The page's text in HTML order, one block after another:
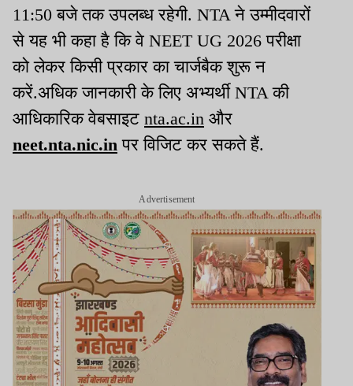
11:50 बजे तक उपलब्ध रहेगी. NTA ने उम्मीदवारों
से यह भी कहा है कि वे NEET UG 2026 परीक्षा
को लेकर किसी प्रकार का चार्जबैक शुरू न
करें.अधिक जानकारी के लिए अभ्यर्थी NTA की
आधिकारिक वेबसाइट nta.ac.in और
neet.nta.nic.in पर विजिट कर सकते हैं.
Advertisement